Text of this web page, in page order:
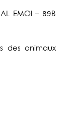
EMOI – 89B
des animaux